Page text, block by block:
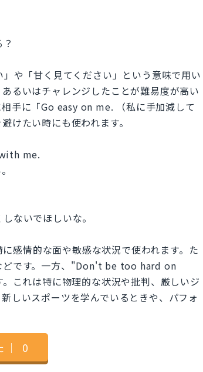
や「甘く見てください」という意味で用い
るいはチャレンジしたことが難易度が高い
手に「Go easy on me. （私に手加減して
けたい時にも使われます。
me.
ないでほしいな。
感情的な面や敏感な状況で使われます。た
どです。一方、"Don't be too hard on
これは特に物理的な状況や批判、厳しいジ
しいスポーツを学んでいるときや、パフォ
｜ 0